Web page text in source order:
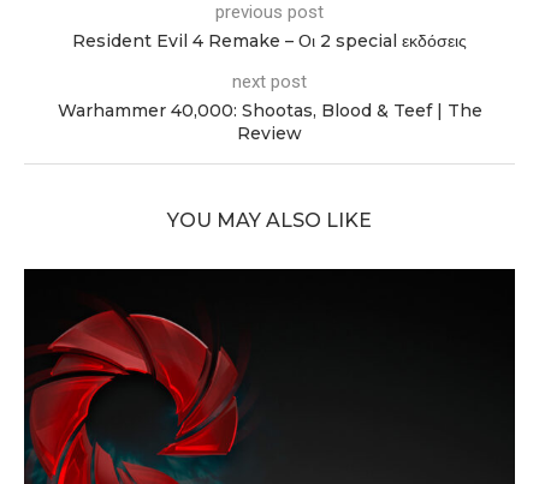
previous post
Resident Evil 4 Remake – Οι 2 special εκδόσεις
next post
Warhammer 40,000: Shootas, Blood & Teef | The
Review
YOU MAY ALSO LIKE